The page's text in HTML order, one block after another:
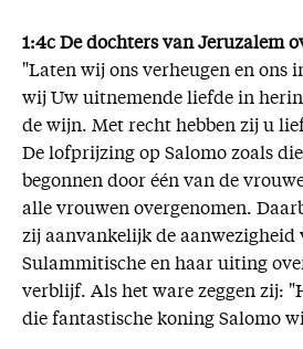
1:4c De dochters van Jeruzalem
"Laten wij ons verheugen en ons
wij Uw uitnemende liefde in
de wijn. Met recht hebben zij u
De lofprijzing op Salomo zoals
begonnen door één van de
alle vrouwen overgenomen.
zij aanvankelijk de aanwezigheid
Sulammitische en haar uiting
verblijf. Als het ware zeggen zij:
die fantastische koning Salomo